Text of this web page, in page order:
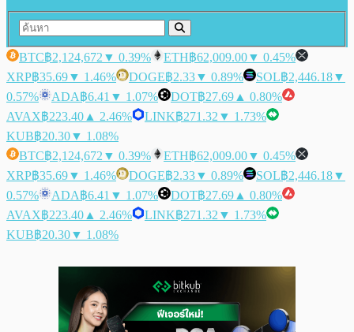
BTC฿2,124,672 ▼ 0.39% ETH฿62,009.00▼ 0.45%
XRP฿35.69▼ 1.46% DOGE฿2.33▼ 0.89% SOL฿2,446.18▼
0.57%
ADA฿6.41 ▼ 1.07% DOT฿27.69 ▲ 0.80%
AVAX฿223.40 ▲ 2.46% LINK฿271.32 ▼ 1.73%
KUB฿20.30▼ 1.08%
BTC฿2,124,672 ▼ 0.39% ETH฿62,009.00▼ 0.45%
XRP฿35.69▼ 1.46% DOGE฿2.33▼ 0.89% SOL฿2,446.18▼
0.57%
ADA฿6.41 ▼ 1.07% DOT฿27.69 ▲ 0.80%
AVAX฿223.40 ▲ 2.46% LINK฿271.32 ▼ 1.73%
KUB฿20.30▼ 1.08%